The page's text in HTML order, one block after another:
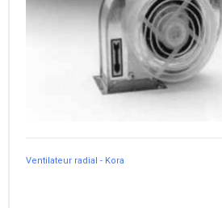
Ventilateur radial - Kora